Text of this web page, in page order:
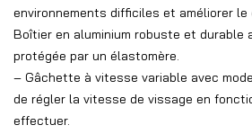
environnements difficiles et améliorer le
Boîtier en aluminium robuste et durable
protégée par un élastomère.
– Gâchette à vitesse variable avec
de régler la vitesse de vissage en
effectuer.